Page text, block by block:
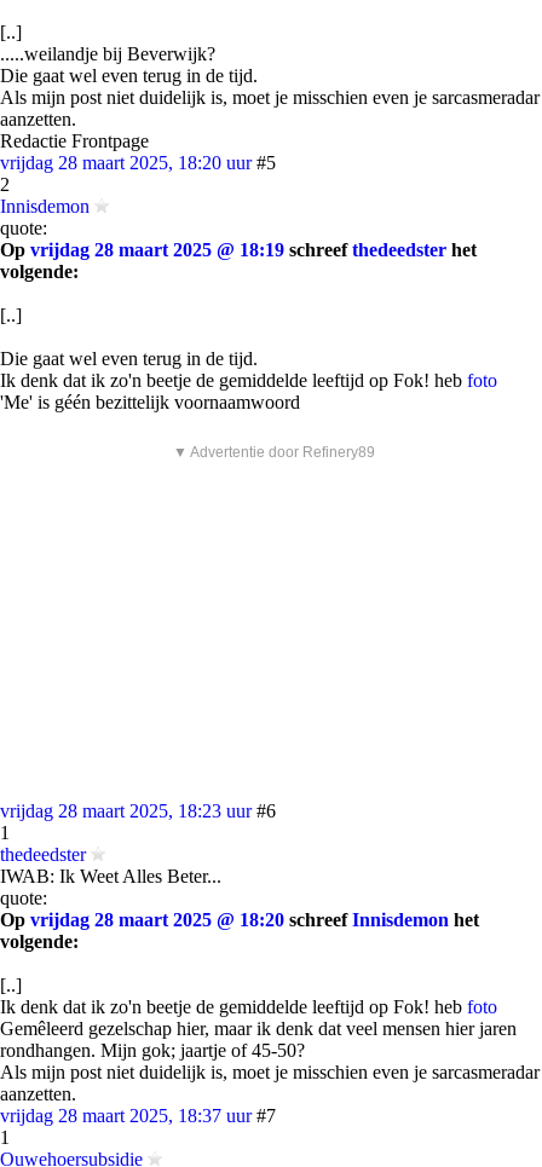
[..]
.....weilandje bij Beverwijk?
Die gaat wel even terug in de tijd.
Als mijn post niet duidelijk is, moet je misschien even je sarcasmeradar
aanzetten.
Redactie Frontpage
vrijdag 28 maart 2025, 18:20 uur #5
2
Innisdemon
quote:
Op vrijdag 28 maart 2025 @ 18:19 schreefthedeedster het
volgende:
[..]
Die gaat wel even terug in de tijd.
Ik denk dat ik zo'n beetje de gemiddelde leeftijd op Fok! heb foto
'Me' is géén bezittelijk voornaamwoord
▼ Advertentie door Refinery89
vrijdag 28 maart 2025, 18:23 uur #6
1
thedeedster
IWAB: Ik Weet Alles Beter...
quote:
Op vrijdag 28 maart 2025 @ 18:20 schreefInnisdemon het
volgende:
[..]
Ik denk dat ik zo'n beetje de gemiddelde leeftijd op Fok! heb foto
Gemêleerd gezelschap hier, maar ik denk dat veel mensen hier jaren
rondhangen. Mijn gok; jaartje of 45-50?
Als mijn post niet duidelijk is, moet je misschien even je sarcasmeradar
aanzetten.
vrijdag 28 maart 2025, 18:37 uur #7
1
Ouwehoersubsidie